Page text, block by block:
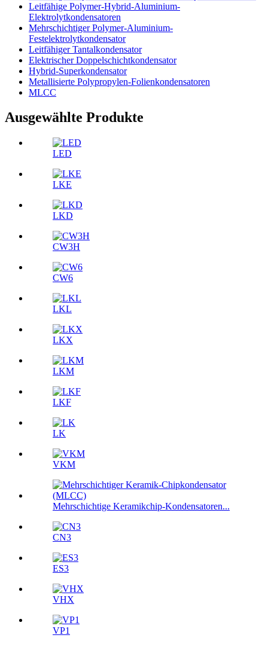
Leitfähige Polymer-Hybrid-Aluminium-
Elektrolytkondensatoren
Mehrschichtiger Polymer-Aluminium-
Festelektrolytkondensator
Leitfähiger Tantalkondensator
Elektrischer Doppelschichtkondensator
Hybrid-Superkondensator
Metallisierte Polypropylen-Folienkondensatoren
MLCC
Ausgewählte Produkte
LED
LKE
LKD
CW3H
CW6
LKL
LKX
LKM
LKF
LK
VKM
Mehrschichtige Keramikchip-Kondensatoren...
CN3
ES3
VHX
VP1